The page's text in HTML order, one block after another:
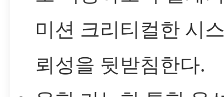
미션 크리티컬한 시
뢰성을 뒷받침한다.